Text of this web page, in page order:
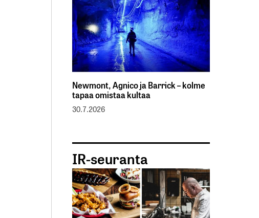
Newmont, Agnico ja Barrick – kolme
tapaa omistaa kultaa
30.7.2026
IR-seuranta